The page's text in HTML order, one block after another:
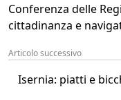
Conferenza delle
cittadinanza e
Articolo successivo
Isernia: piatti e